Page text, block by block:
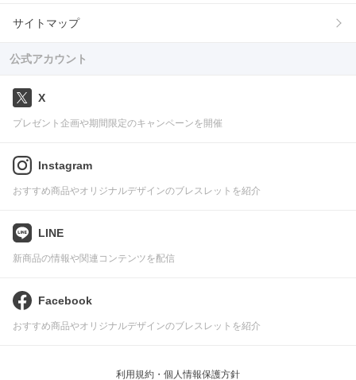
サイトマップ
公式アカウント
X
プレゼント企画や期間限定のキャンペーンを開催
Instagram
おすすめ商品やオリジナルデザインのブレスレットを紹介
LINE
新商品の情報や関連コンテンツを配信
Facebook
おすすめ商品やオリジナルデザインのブレスレットを紹介
利用規約・個人情報保護方針